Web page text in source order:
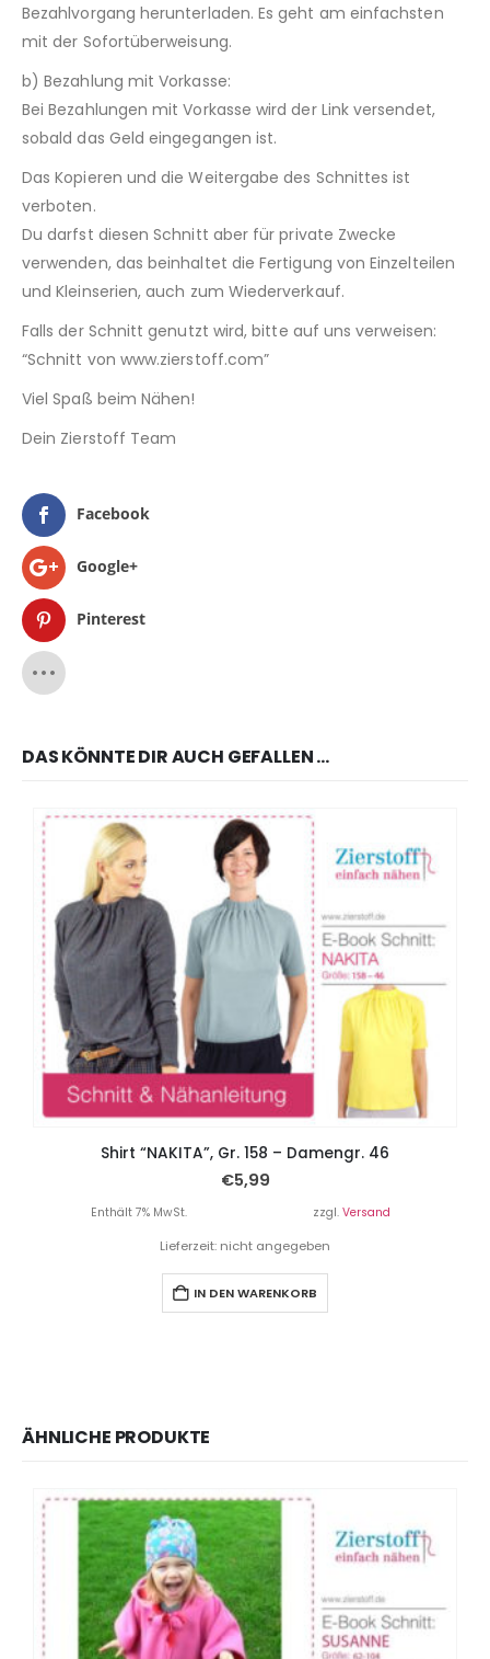
Bezahlvorgang herunterladen. Es geht am einfachsten
mit der Sofortüberweisung.
b) Bezahlung mit Vorkasse:
Bei Bezahlungen mit Vorkasse wird der Link versendet,
sobald das Geld eingegangen ist.
Das Kopieren und die Weitergabe des Schnittes ist
verboten.
Du darfst diesen Schnitt aber für private Zwecke
verwenden, das beinhaltet die Fertigung von Einzelteilen
und Kleinserien, auch zum Wiederverkauf.
Falls der Schnitt genutzt wird, bitte auf uns verweisen:
“Schnitt von www.zierstoff.com”
Viel Spaß beim Nähen!
Dein Zierstoff Team
Facebook
Google+
Pinterest
DAS KÖNNTE DIR AUCH GEFALLEN …
Shirt “NAKITA”, Gr. 158 – Damengr. 46
€5,99
Enthält 7% MwSt. zzgl. Versand
Lieferzeit: nicht angegeben
IN DEN WARENKORB
ÄHNLICHE PRODUKTE